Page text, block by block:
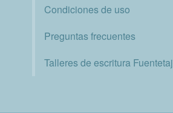
Condiciones de uso
Preguntas frecuentes
Talleres de escritura